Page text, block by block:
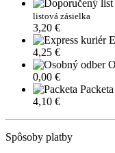
listová zásielka
3,20 €
4,25 €
0,00 €
Packeta
4,10 €
Spôsoby platby